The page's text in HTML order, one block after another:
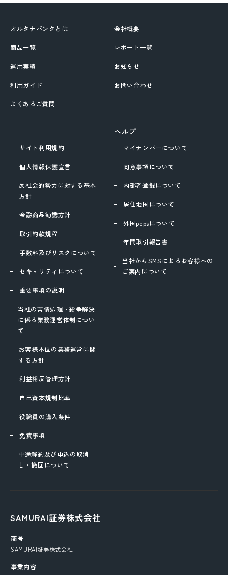
オルタナバンクとは
商品一覧
運用実績
利用ガイド
よくあるご質問
会社概要
レポート一覧
お知らせ
お問い合わせ
ヘルプ
マイナンバーについて
同意事項について
内部者登録について
居住地国について
外国pepsについて
年間取引報告書
当社からSMSによるお客様への
ご案内について
サイト利用規約
個人情報保護宣言
反社会的勢力に対する基本
方針
金融商品勧誘方針
取引約款規程
手数料及びリスクについて
セキュリティについて
重要事項の説明
当社の苦情処理・紛争解決
に係る業務運営体制につい
て
お客様本位の業務運営に関
する方針
利益相反管理方針
自己資本規制比率
役職員の購入条件
免責事項
中途解約及び申込の取消
し・撤回について
SAMURAI証券株式会社
商号
SAMURAI証券株式会社
事業内容